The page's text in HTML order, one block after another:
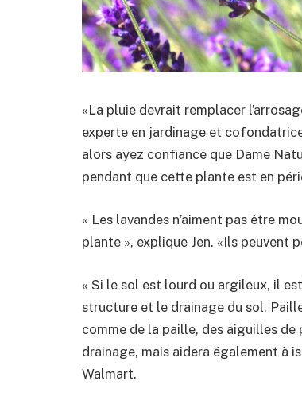
«La pluie devrait remplacer
experte en jardinage et
alors ayez confiance que Dame
pendant que cette plante est en
« Les lavandes n’aiment pas être
plante », explique Jen. «Ils peuvent
« Si le sol est lourd ou argileux, il
structure et le drainage du sol.
comme de la paille, des aiguilles
drainage, mais aidera également à
Walmart.